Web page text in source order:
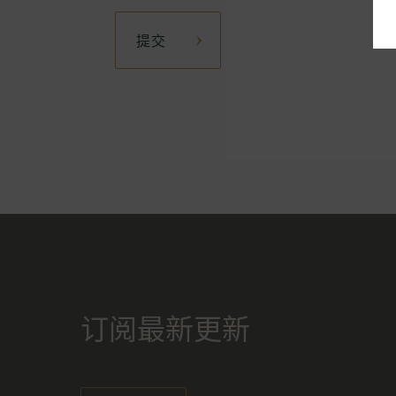
提交
订阅最新更新